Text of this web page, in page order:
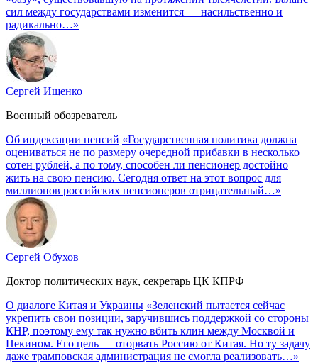
сил между государствами изменится — насильственно и
радикально…»
Сергей Ищенко
Военный обозреватель
Об индексации пенсий «Государственная политика должна
оцениваться не по размеру очередной прибавки в несколько
сотен рублей, а по тому, способен ли пенсионер достойно
жить на свою пенсию. Сегодня ответ на этот вопрос для
миллионов российских пенсионеров отрицательный…»
Сергей Обухов
Доктор политических наук, секретарь ЦК КПРФ
О диалоге Китая и Украины «Зеленский пытается сейчас
укрепить свои позиции, заручившись поддержкой со стороны
КНР, поэтому ему так нужно вбить клин между Москвой и
Пекином. Его цель — оторвать Россию от Китая. Но ту задачу
даже трамповская администрация не смогла реализовать…»